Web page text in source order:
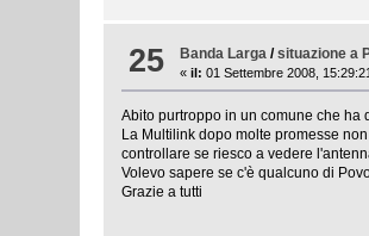
25 Banda Larga /situazione a
«il: 01 Settembre 2008,
Abito purtroppo in un comune che
La Multilink dopo molte promesse
controllare se riesco a vedere
Volevo sapere se c'è qualcuno di
Grazie a tutti